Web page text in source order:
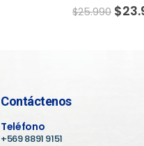
out of 5
$25.990 $
Contáctenos
Teléfono
+569 8891 9151